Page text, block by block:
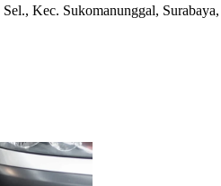
Kec. Sukomanunggal,